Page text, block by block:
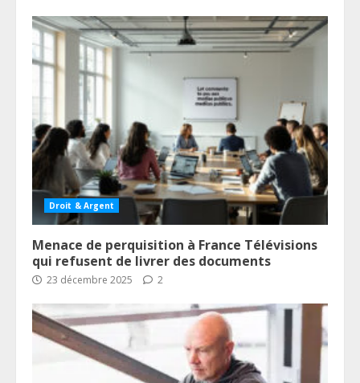
Droit & Argent
Menace de perquisition à France Télévisions
qui refusent de livrer des documents
23 décembre 2025 2